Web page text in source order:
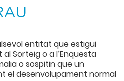
entitat que estigui
Sorteig o a l’Enquesta
o sospitin que un
el desenvolupament normal